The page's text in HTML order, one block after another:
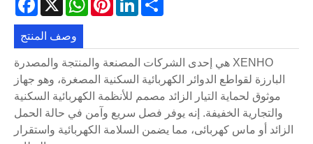
وصف المنتج
XENHO هي إحدى الشركات المصنعة والمنتجة والمصدرة
البارزة لقواطع الدوائر الكهربائية السكنية المصغرة، وهو جهاز
موثوق لحماية التيار الزائد مصمم للأنظمة الكهربائية السكنية
والتجارية الخفيفة. إنه يوفر فصل سريع وآمن في حالة الحمل
الزائد أو ماس كهربائى، مما يضمن السلامة الكهربائية واستقرار